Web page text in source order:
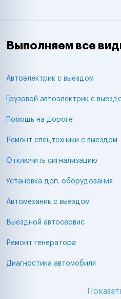
Выполняем все
Автоэлектрик с выездом
Грузовой автоэлектрик с
Помощь на дороге
Ремонт спецтехники с выездом
Отключить сигнализацию
Установка доп. оборудования
Автомеханик с выездом
Выездной автосервис
Ремонт генератора
Диагностика автомобиля